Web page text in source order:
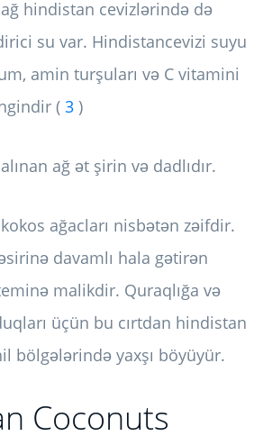
hindistan cevizlərində də
su var. Hindistancevizi suyu
amin turşuları və C vitamini
( 3 )
ağ ət şirin və dadlıdır.
ağacları nisbətən zəifdir.
davamlı hala gətirən
malikdir. Quraqlığa və
üçün bu cırtdan hindistan
bölgələrində yaxşı böyüyür.
Coconuts